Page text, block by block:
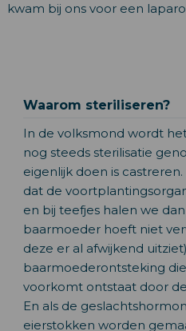
kwam bij ons voor een
Waarom steriliseren?
In de volksmond wordt
nog steeds sterilisatie
eigenlijk doen is
dat de
en bij teefjes halen we
baarmoeder hoeft niet
deze er al afwijkend
baarmoederontsteking
voorkomt ontstaat door
En als de
eierstokken worden